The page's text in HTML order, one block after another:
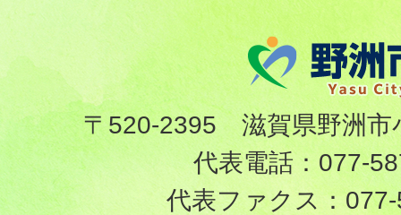
〒520-2395 滋賀県野洲市
代表電話： 077-
代表ファクス：